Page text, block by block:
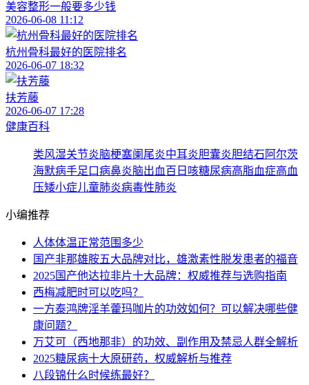
美容整形一般要多少钱
2026-06-08 11:12
杭州骨科最好的医院排名
2026-06-07 18:32
扶芳藤
2026-06-07 17:28
健康百科
类风湿关节炎脑梗塞阑尾炎中耳炎胆囊炎胆结石 阿尔茨
海默病手足口病鼻炎脑出血百日咳糖尿病高脂血症高血
压矮小症儿童肺炎病毒性肺炎
小编推荐
人体体温正常范围多少
国产非那雄胺五大品牌对比，雄激素性脱发患者的福音
2025国产他达拉非片十大品牌：权威推荐与选购指南
西梅减肥时可以吃吗？
一方泰鸿牌淫羊藿玛咖片的功效如何？可以解决哪些健
康问题？
万艾可（西地那非）的功效、副作用及禁忌人群全解析
2025糖尿病十大原研药，权威解析与推荐
八段锦什么时候练最好？